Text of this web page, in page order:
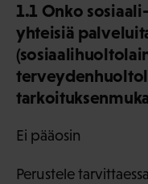
1.1 Onko
yhteisiä
Ei pääosin
Perustele